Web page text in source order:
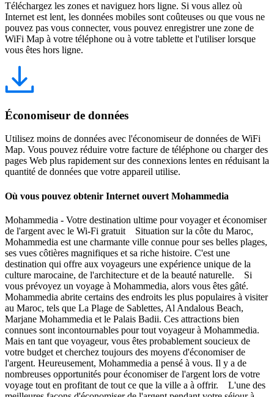
Téléchargez les zones et naviguez hors ligne. Si vous allez où
Internet est lent, les données mobiles sont coûteuses ou que vous ne
pouvez pas vous connecter, vous pouvez enregistrer une zone de
WiFi Map à votre téléphone ou à votre tablette et l'utiliser lorsque
vous êtes hors ligne.
Économiseur de données
Utilisez moins de données avec l'économiseur de données de WiFi
Map. Vous pouvez réduire votre facture de téléphone ou charger des
pages Web plus rapidement sur des connexions lentes en réduisant la
quantité de données que votre appareil utilise.
Où vous pouvez obtenir Internet ouvert Mohammedia
Mohammedia - Votre destination ultime pour voyager et économiser
de l'argent avec le Wi-Fi gratuit Situation sur la côte du Maroc,
Mohammedia est une charmante ville connue pour ses belles plages,
ses vues côtières magnifiques et sa riche histoire. C'est une
destination qui offre aux voyageurs une expérience unique de la
culture marocaine, de l'architecture et de la beauté naturelle. Si
vous prévoyez un voyage à Mohammedia, alors vous êtes gâté.
Mohammedia abrite certains des endroits les plus populaires à visiter
au Maroc, tels que La Plage de Sablettes, Al Andalous Beach,
Marjane Mohammedia et le Palais Badii. Ces attractions bien
connues sont incontournables pour tout voyageur à Mohammedia.
Mais en tant que voyageur, vous êtes probablement soucieux de
votre budget et cherchez toujours des moyens d'économiser de
l'argent. Heureusement, Mohammedia a pensé à vous. Il y a de
nombreuses opportunités pour économiser de l'argent lors de votre
voyage tout en profitant de tout ce que la ville a à offrir. L'une des